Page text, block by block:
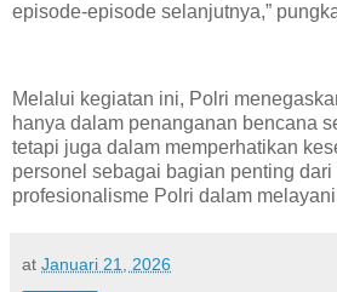
episode-episode selanjutnya,”
Melalui kegiatan ini, Polri
hanya dalam penanganan bencana
tetapi juga dalam memperhatikan
personel sebagai bagian penting
profesionalisme Polri dalam
at Januari 21, 2026